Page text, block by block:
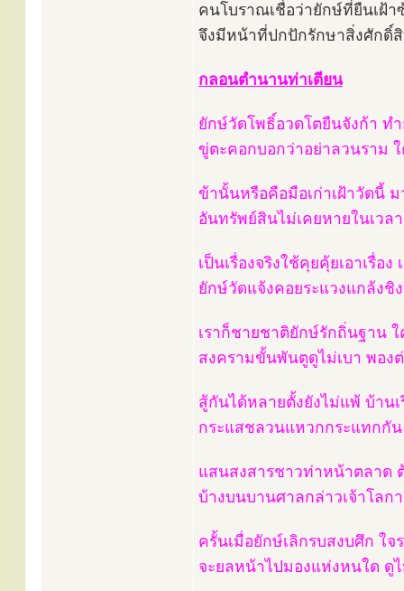
คนโบราณเชื่อว่ายักษ์ที่ยืนเฝ้
จึงมีหน้าที่ปกปักรักษาสิ่งศักดิ์
กลอนตำนานท่าเตียน
ยักษ์วัดโพธิ์อวดโตยืนจังก้า ท
ขู่ตะคอกบอกว่าอย่าลวนราม
ข้านั้นหรือคือมือเก่าเฝ้าวัดนี้
อันทรัพย์สินไม่เคยหายในเวล
เป็นเรื่องจริงใช้คุยคุ้ยเอาเรื่อ
ยักษ์วัดแจ้งคอยระแวงแกล้งชิ
เราก็ชายชาติยักษ์รักถิ่นฐาน
สงครามขั้นพันตูดูไม่เบา พอง
สู้กันได้หลายตั้งยังไม่แพ้ บ้าน
กระแสชลวนแหวกกระแทกกั
แสนสงสารชาวท่าหน้าตลาด
บ้างบนบานศาลกล่าวเจ้าโล
ครั้นเมื่อยักษ์เลิกรบสงบศึก ใ
จะยลหน้าไปมองแห่งหนใด ดู